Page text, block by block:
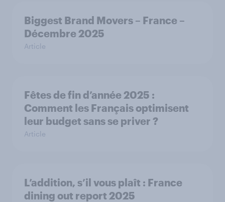
Biggest Brand Movers – France –
Décembre 2025
Article
Fêtes de fin d’année 2025 :
Comment les Français optimisent
leur budget sans se priver ?
Article
L’addition, s’il vous plaît : France
dining out report 2025​